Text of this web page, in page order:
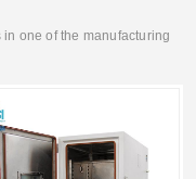
one of the manufacturing